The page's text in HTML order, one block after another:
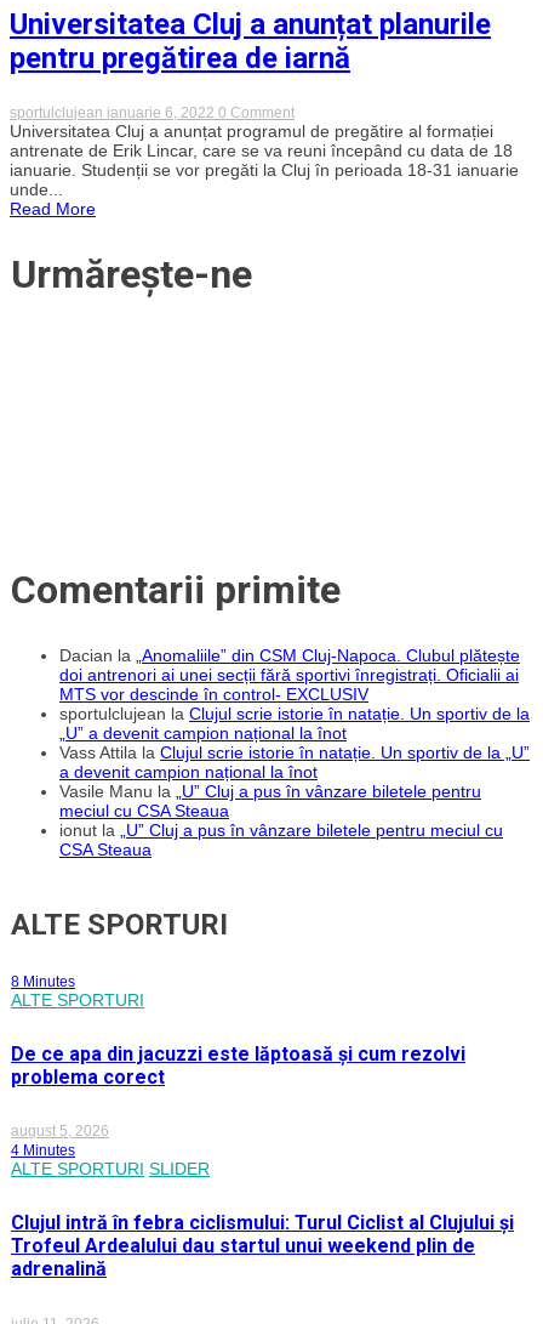
Universitatea Cluj a anunțat planurile
pentru pregătirea de iarnă
sportulclujean ianuarie 6, 2022 0 Commenton
Universitatea
Cluj
a
anunțat
Universitatea Cluj a anunțat programul de pregătire al formației
antrenate de Erik Lincar, care se va reuni începând cu data de 18
ianuarie. Studenții se vor pregăti la Cluj în perioada 18-31 ianuarie
unde...
Read More
Urmărește-ne
Comentarii primite
Dacian la
„Anomaliile” din CSM Cluj-Napoca. Clubul plătește
doi antrenori ai unei secții fără sportivi înregistrați. Oficialii ai
MTS vor descinde în control- EXCLUSIV
sportulclujean la Clujul scrie istorie în natație. Un sportiv de la
„U” a devenit campion național la înot
Vass Attila la Clujul scrie istorie în natație. Un sportiv de la „U”
a devenit campion național la înot
Vasile Manu la
„U” Cluj a pus în vânzare biletele pentru
meciul cu CSA Steaua
ionut la
„U” Cluj a pus în vânzare biletele pentru meciul cu
CSA Steaua
ALTE SPORTURI
8 Minutes
ALTE SPORTURI
De ce apa din jacuzzi este lăptoasă și cum rezolvi
problema corect
august 5, 2026
4 Minutes
ALTE SPORTURI SLIDER
Clujul intră în febra ciclismului: Turul Ciclist al Clujului și
Trofeul Ardealului dau startul unui weekend plin de
adrenalină